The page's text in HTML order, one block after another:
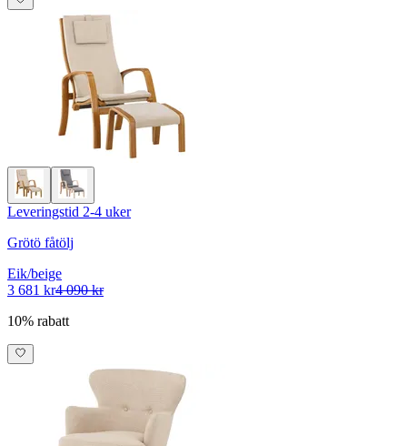
Leveringstid 2-4 uker
Grötö fåtölj
Eik/beige
3 681 kr4 090 kr
10% rabatt